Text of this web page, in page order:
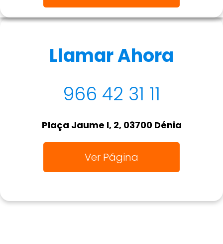
Llamar Ahora
966 42 31 11
Plaça Jaume I, 2, 03700 Dénia
Ver Página